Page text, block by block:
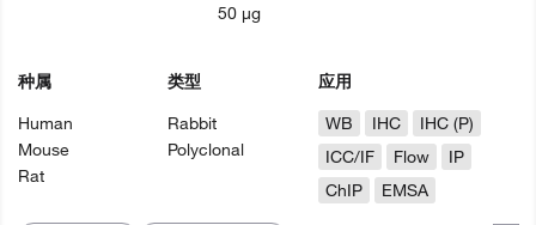
种属
Human
Mouse
Rat
类型
Rabbit
Polyclonal
应用
WB
IHC
IHC (P)
ICC/IF
Flow
IP
ChIP
EMSA
50 µg